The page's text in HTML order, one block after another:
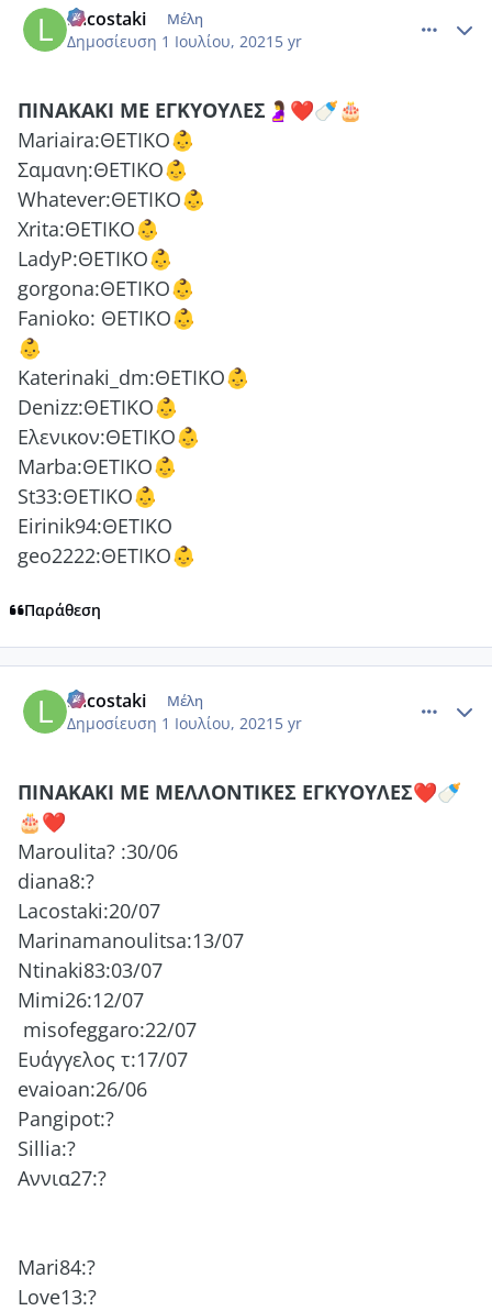
Lacostaki Μέλη
Δημοσίευση 1 Ιουλίου, 2021 5 yr
ΠΙΝΑΚΑΚΙ ΜΕ ΕΓΚΥΟΥΛΕΣ 🤰 ❤️🍼🎂
Mariaira:ΘΕΤΙΚΟ👶
Σαμανη:ΘΕΤΙΚΟ👶
Whatever:ΘΕΤΙΚΟ👶
Xrita:ΘΕΤΙΚΟ👶
LadyP:ΘΕΤΙΚΟ👶
gorgona:ΘΕΤΙΚΟ👶
Fanioko: ΘΕΤΙΚΟ👶
👶
Katerinaki_dm:ΘΕΤΙΚΟ👶
Denizz:ΘΕΤΙΚΟ👶
Ελενικον:ΘΕΤΙΚΟ👶
Marba:ΘΕΤΙΚΟ👶
St33:ΘΕΤΙΚΟ👶
Eirinik94:ΘΕΤΙΚΟ
geo2222:ΘΕΤΙΚΟ👶
Παράθεση
Lacostaki Μέλη
Δημοσίευση 1 Ιουλίου, 2021 5 yr
ΠΙΝΑΚΑΚΙ ΜΕ ΜΕΛΛΟΝΤΙΚΕΣ ΕΓΚΥΟΥΛΕΣ❤️🍼
🎂❤️
Maroulita? :30/06
diana8:?
Lacostaki:20/07
Marinamanoulitsa:13/07
Ntinaki83:03/07
Mimi26:12/07
misofeggaro:22/07
Ευάγγελος τ:17/07
evaioan:26/06
Pangipot:?
Sillia:?
Αννια27:?
Mari84:?
Love13:?